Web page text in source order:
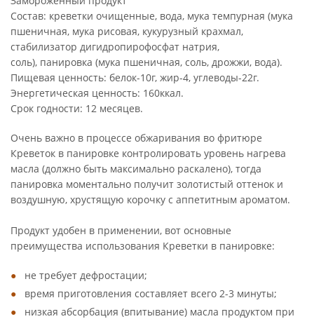
Состав: креветки очищенные, вода, мука темпурная (мука
пшеничная, мука рисовая, кукурузный крахмал,
стабилизатор дигидропирофосфат натрия,
соль), панировка (мука пшеничная, соль, дрожжи, вода).
Пищевая ценность: белок-10г, жир-4, углеводы-22г.
Энергетическая ценность: 160ккал.
Срок годности: 12 месяцев.
Очень важно в процессе обжаривания во фритюре
Креветок в панировке контролировать уровень нагрева
масла (должно быть максимально раскалено), тогда
панировка моментально получит золотистый оттенок и
воздушную, хрустящую корочку с аппетитным ароматом.
Продукт удобен в применении, вот основные
преимущества использования Креветки в панировке:
не требует дефростации;
время приготовления составляет всего 2-3 минуты;
низкая абсорбация (впитывание) масла продуктом при